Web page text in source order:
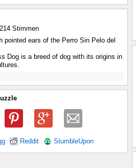
Stimmen
pointed ears of the Perro Sin Pelo del
Dog is a breed of dog with its origins in
Reddit StumbleUpon